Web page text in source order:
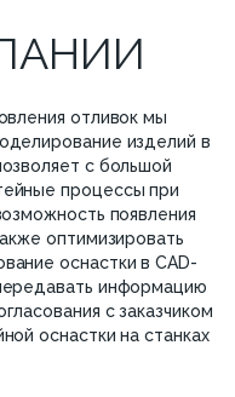
отливок мы
изделий в
с большой
процессы при
появления
оптимизировать
оснастки в CAD-
информацию
с заказчиком
оснастки на станках